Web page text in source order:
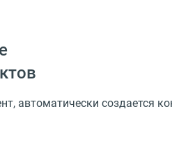
автоматически создается